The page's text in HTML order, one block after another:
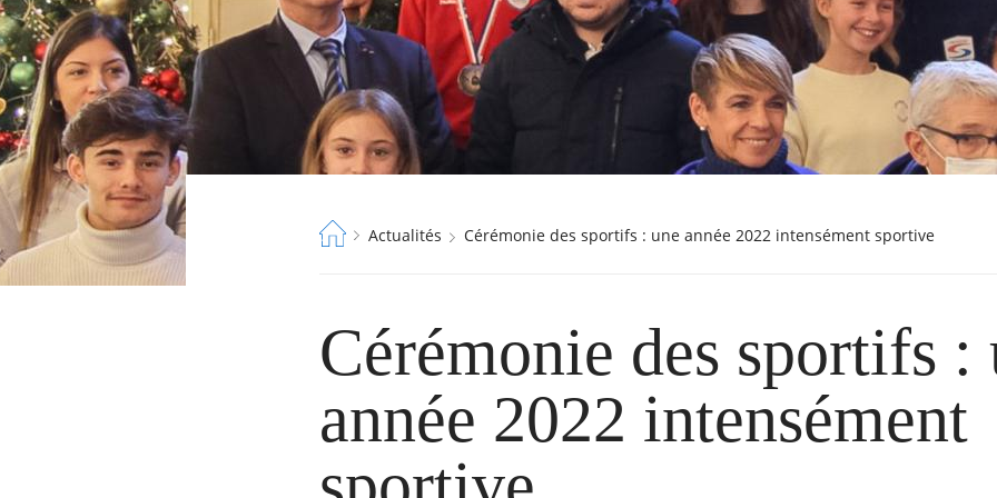
Fil
Actualités Cérémonie des sportifs : une année 2022 intensément sportive
Cérémonie des sportifs :
année 2022 intensément